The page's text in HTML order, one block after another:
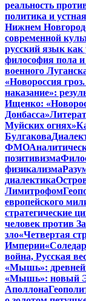
реальность
политика и
Нижнем
современной
русский язык
философия пола и
военного
«Новороссия
наказание»:
Ищенко:
Донбасса»
Муйских огнях»
Булгакова
ФМО
позитивизма
физикализма
диалектика
Лимитрофом
европейского
стратегические
человек против
зло«Четвертая
Империи
война, Русская
«Мышь»:
«Мышь»: новый
Аполлона